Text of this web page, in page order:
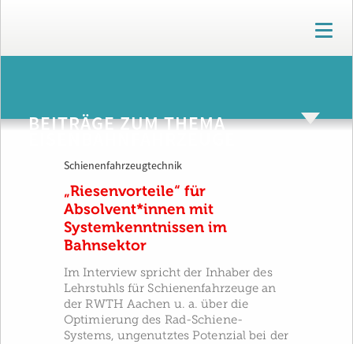
T
o
g
n
BEITRÄGE ZUM THEMA
Schienenfahrzeugtechnik
„Riesenvorteile“ für
Absolvent*innen mit
Systemkenntnissen im
Bahnsektor
Im Interview spricht der Inhaber des
Lehrstuhls für Schienenfahrzeuge an
der RWTH Aachen u. a. über die
Optimierung des Rad-Schiene-
Systems, ungenutztes Potenzial bei der